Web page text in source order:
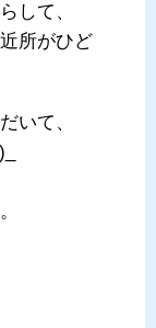
して、
所がひど
いて、